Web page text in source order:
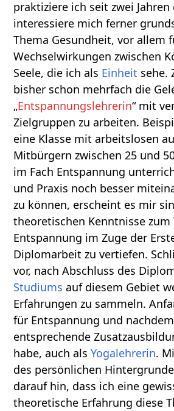
praktiziere ich seit zwei Jahren
interessiere mich ferner
Thema Gesundheit, vor allem
Wechselwirkungen zwischen
Seele, die ich als Einheit sehe.
bisher schon mehrfach die
„Entspannungslehrerin“ mit
Zielgruppen zu arbeiten.
eine Klasse mit arbeitslosen
Mitbürgern zwischen 25 und
im Fach Entspannung
und Praxis noch besser
zu können, erscheint es mir
theoretischen Kenntnisse zum
Entspannung im Zuge der
Diplomarbeit zu vertiefen.
vor, nach Abschluss des
Studiums auf diesem Gebiet
Erfahrungen zu sammeln.
für Entspannung und
entsprechende
habe, auch alsYogalehrerin.
des persönlichen
darauf hin, dass ich eine
theoretische Erfahrung diese